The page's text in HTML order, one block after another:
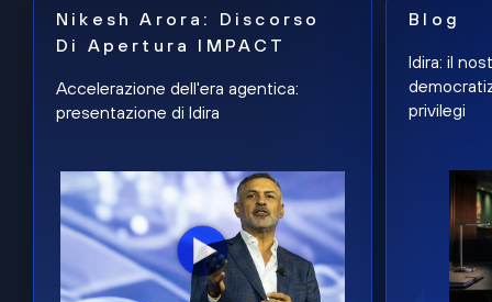
Nikesh Arora: Discorso
Di Apertura IMPACT
Accelerazione dell'era agentica:
presentazione di Idira
Blog
Idira: il
privilegi